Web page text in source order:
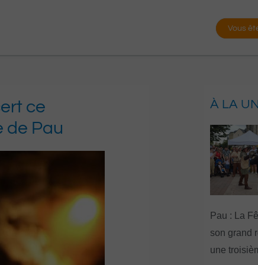
Vous
ce
de Pau
À LA
Pau : La
son grand
une